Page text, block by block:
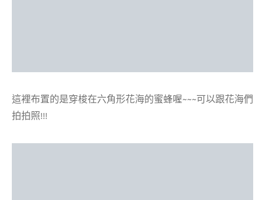
這裡布置的是穿梭在六角形花海的蜜蜂喔~~~可以跟花海們
拍拍照!!!